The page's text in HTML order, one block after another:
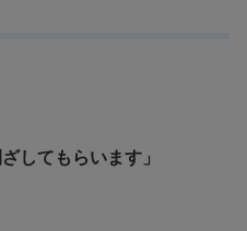
してもらいます」